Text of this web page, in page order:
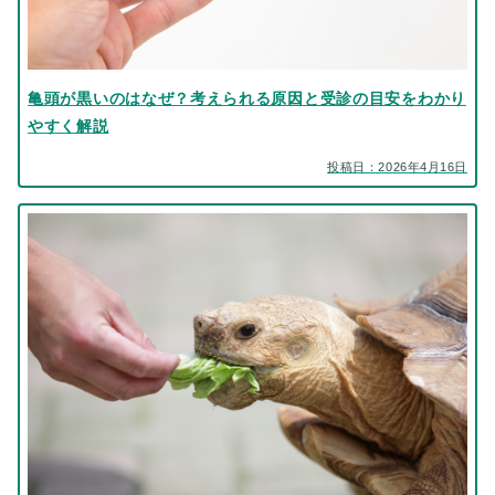
亀頭が黒いのはなぜ？考えられる原因と受診の目安をわかり
やすく解説
投稿日：2026年4月16日